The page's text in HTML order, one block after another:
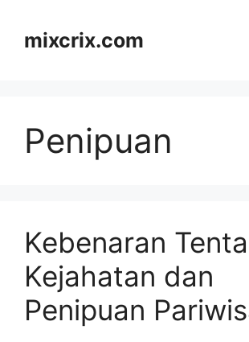
contentmixcrix.com
Penipuan
Kebenaran
Kejahatan dan
Penipuan